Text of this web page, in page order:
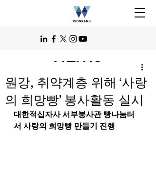
NEWS
원강, 취약계층 위해 ‘사랑
의 희망빵’ 봉사활동 실시
대한적십자사 서부봉사관 빵나눔터
서 사랑의 희망빵 만들기 진행